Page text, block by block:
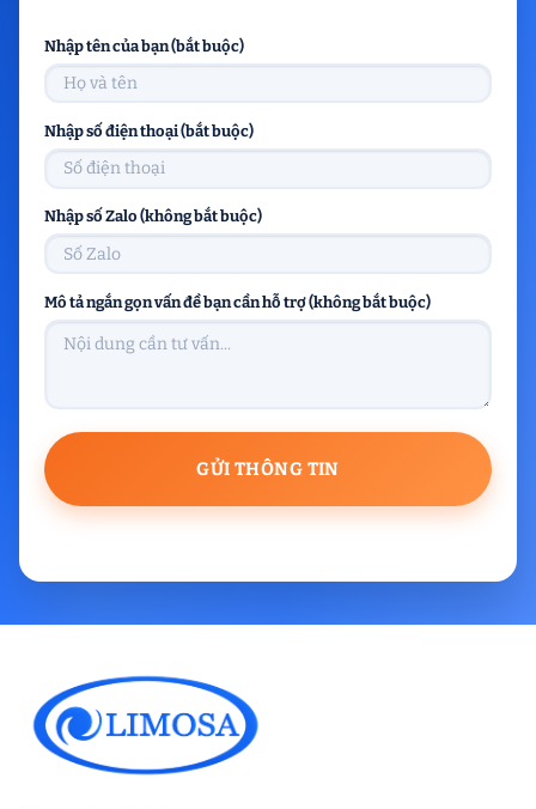
Nhập tên của bạn (bắt buộc)
Nhập số điện thoại (bắt buộc)
Nhập số Zalo (không bắt buộc)
Mô tả ngắn gọn vấn đề bạn cần hỗ trợ (không bắt buộc)